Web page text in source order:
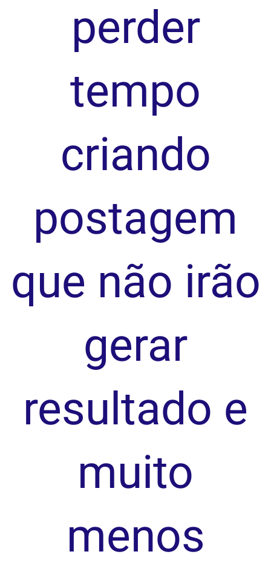
perder
tempo
criando
postagem
que não irão
gerar
resultado e
muito
menos